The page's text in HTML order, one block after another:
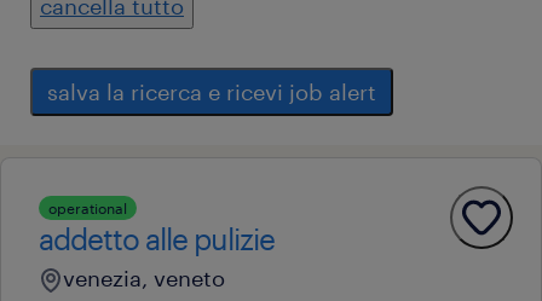
cancella tutto
salva la ricerca e ricevi job alert
operational
addetto alle pulizie
venezia, veneto